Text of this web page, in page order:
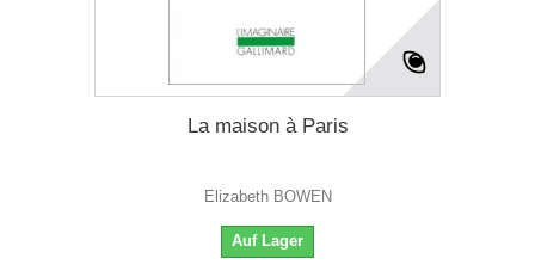
La maison à Paris
Elizabeth BOWEN
Auf Lager